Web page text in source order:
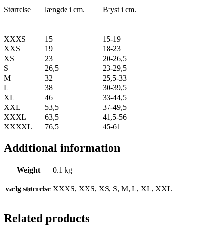
Størrelse længde i cm. Bryst i cm.
XXXS 15
15-19
XXS
19
18-23
XS
23
20-26,5
S
26,5
23-29,5
M
32
25,5-33
L
38
30-39,5
XL
46
33-44,5
XXL
53,5
37-49,5
XXXL
63,5
41,5-56
XXXXL
76,5 45-61
Additional information
Weight 0.1 kg
vælg størrelse XXXS, XXS, XS, S, M, L, XL, XXL
Related products